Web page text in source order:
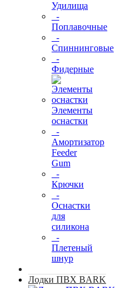
Удилища
-
Поплавочные
-
Спиннинговые
-
Фидерные
Элементы
оснастки
-
Амортизатор
Feeder
Gum
-
Крючки
-
Оснастки
для
силикона
-
Плетеный
шнур
Лодки ПВХ BARK